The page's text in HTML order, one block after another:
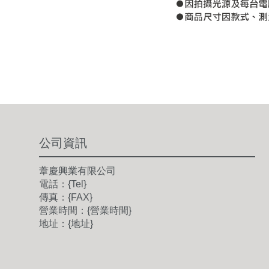
公司資訊
葦慶興業有限公司
電話：{Tel}
傳真：{FAX}
營業時間：{營業時間}
地址：{地址}